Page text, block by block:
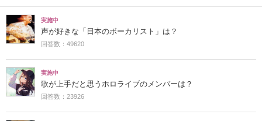
実施中
声が好きな「日本のボーカリスト」は？
回答数：49620
実施中
歌が上手だと思うホロライブのメンバーは？
回答数：23926